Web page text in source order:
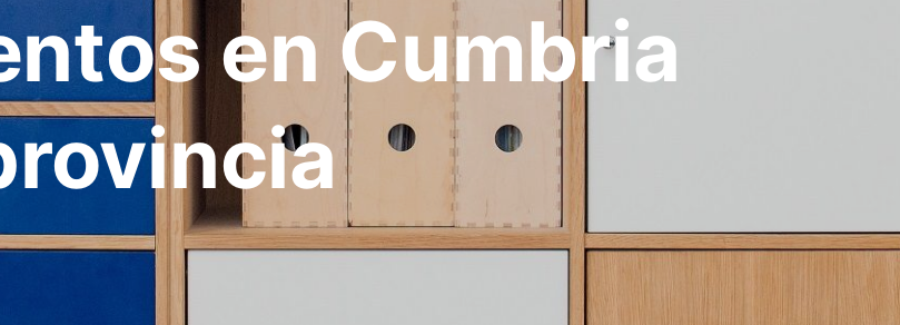
en Cumbria